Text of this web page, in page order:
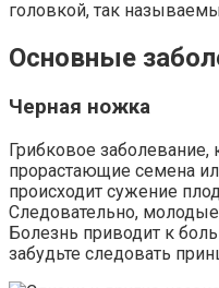
головкой, так
Основные
Черная ножка
Грибковое заболевание,
прорастающие семена
происходит сужение
Следовательно,
Болезнь приводит к
забудьте следовать